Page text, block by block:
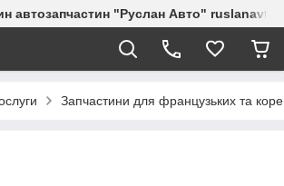
автозапчастин "Руслан Авто"
Запчастини для французьких та